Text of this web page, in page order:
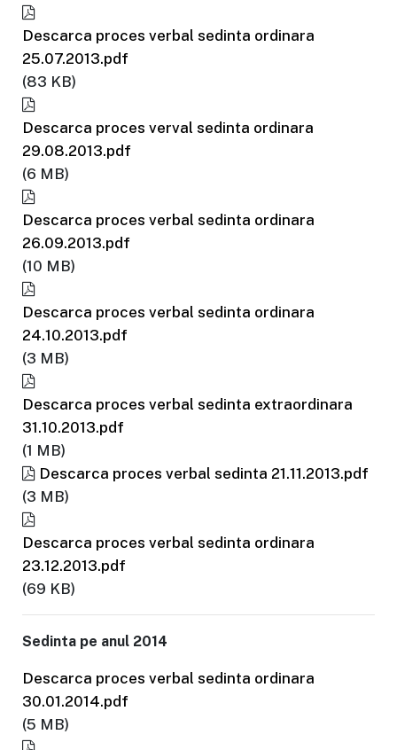
Descarca proces verbal sedinta ordinara
25.07.2013.pdf
(83 KB)
Descarca proces verval sedinta ordinara
29.08.2013.pdf
(6 MB)
Descarca proces verbal sedinta ordinara
26.09.2013.pdf
(10 MB)
Descarca proces verbal sedinta ordinara
24.10.2013.pdf
(3 MB)
Descarca proces verbal sedinta extraordinara
31.10.2013.pdf
(1 MB)
Descarca proces verbal sedinta 21.11.2013.pdf
(3 MB)
Descarca proces verbal sedinta ordinara
23.12.2013.pdf
(69 KB)
Sedinta pe anul 2014
Descarca proces verbal sedinta ordinara
30.01.2014.pdf
(5 MB)